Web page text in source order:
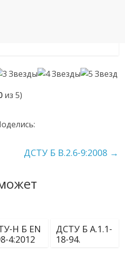
из 5)
ДСТУ Б В.2.6-9:2008 →
Н Б EN
4:2012
ДСТУ Б А.1.1-
18-94.